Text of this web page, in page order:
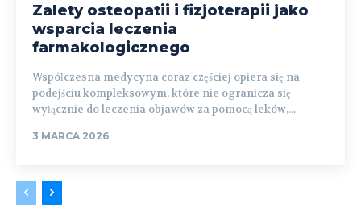
Zalety osteopatii i fizjoterapii jako
wsparcia leczenia
farmakologicznego
Współczesna medycyna coraz częściej opiera się na
podejściu kompleksowym, które nie ogranicza się
wyłącznie do leczenia objawów za pomocą leków,...
3 MARCA 2026